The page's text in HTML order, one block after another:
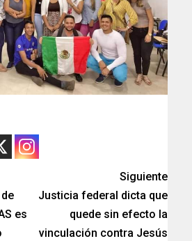
es
Siguiente
Justicia federal dicta que
quede sin efecto la
vinculación contra Jesús